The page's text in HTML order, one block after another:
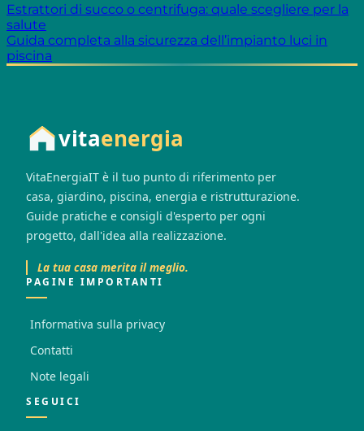
Estrattori di succo o centrifuga: quale scegliere per la
salute
Guida completa alla sicurezza dell’impianto luci in
piscina
vitaenergia
VitaEnergiaIT è il tuo punto di riferimento per
casa, giardino, piscina, energia e ristrutturazione.
Guide pratiche e consigli d'esperto per ogni
progetto, dall'idea alla realizzazione.
La tua casa merita il meglio.
PAGINE IMPORTANTI
Informativa sulla privacy
Contatti
Note legali
SEGUICI